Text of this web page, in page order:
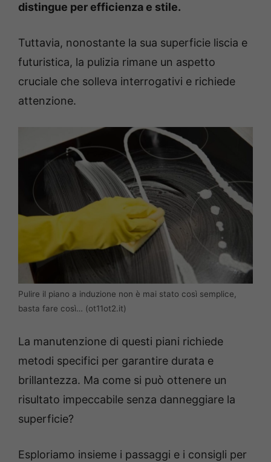
distingue per efficienza e stile.
Tuttavia, nonostante la sua superficie liscia e
futuristica, la pulizia rimane un aspetto
cruciale che solleva interrogativi e richiede
attenzione.
Pulire il piano a induzione non è mai stato così semplice,
basta fare così… (ot11ot2.it)
La manutenzione di questi piani richiede
metodi specifici per garantire durata e
brillantezza. Ma come si può ottenere un
risultato impeccabile senza danneggiare la
superficie?
Esploriamo insieme i passaggi e i consigli per